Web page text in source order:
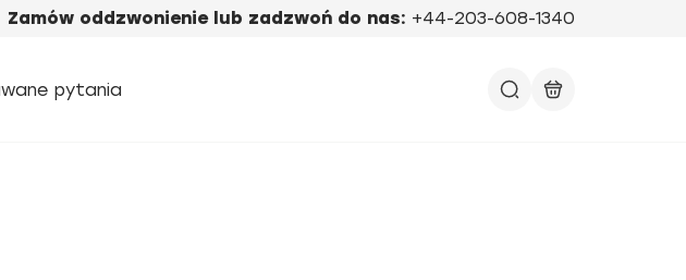
Zamów oddzwonienie lub zadzwoń do nas: +44-203-608-1340
pytania